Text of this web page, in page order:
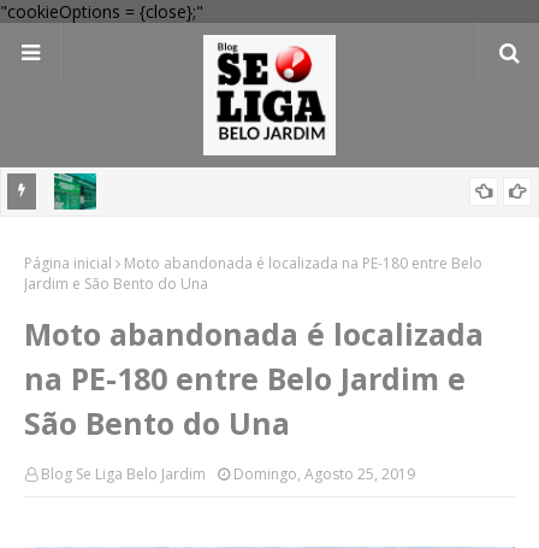
"cookieOptions = {close};"
compras
Página inicial
Moto abandonada é localizada na PE-180 entre Belo
Jardim e São Bento do Una
Moto abandonada é localizada
na PE-180 entre Belo Jardim e
São Bento do Una
Blog Se Liga Belo Jardim Domingo, Agosto 25, 2019